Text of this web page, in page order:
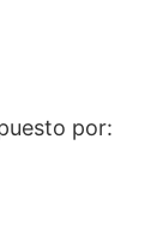
por: